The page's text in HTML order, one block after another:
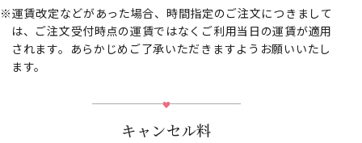
運賃改定などがあった場合、時間指定のご注文につきまして
は、ご注文受付時点の運賃ではなくご利用当日の運賃が適用
されます。あらかじめご了承いただきますようお願いいたし
ます。
キャンセル料